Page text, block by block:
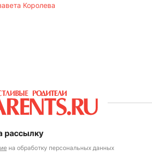
Королева
рассылку
на обработку персональных данных